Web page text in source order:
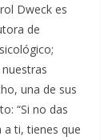
Dweck es
de
una de sus
“Si no das
a ti, tienes que